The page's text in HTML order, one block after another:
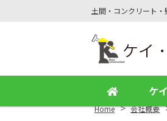
土間・コンクリート
ケ
Home > 会社概要